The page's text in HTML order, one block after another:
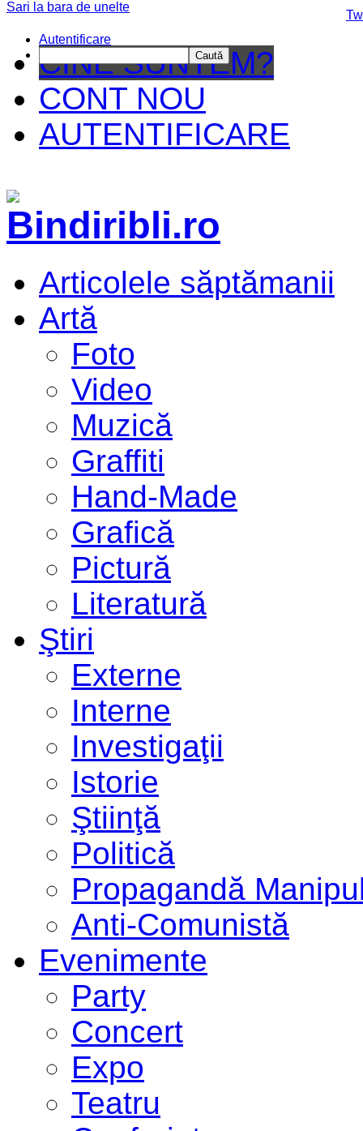
CINE SUNTEM?
CONT NOU
AUTENTIFICARE
Articolele săptămanii
Artă
Foto
Video
Muzică
Graffiti
Hand-Made
Grafică
Pictură
Literatură
Ştiri
Externe
Interne
Investigaţii
Istorie
Ştiinţă
Politică
Propagandă
Anti-Comunistă
Evenimente
Party
Concert
Expo
Teatru
Sari la bara de unelte
Autentificare
Caută